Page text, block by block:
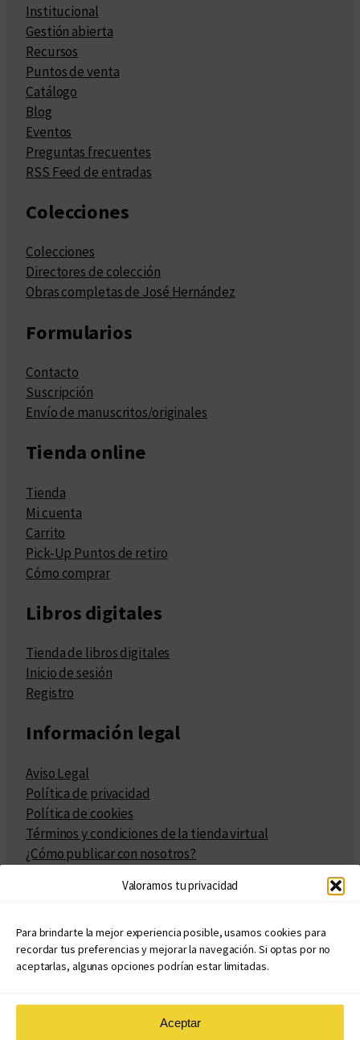
Valoramos tu privacidad
Para brindarte la mejor experiencia posible, usamos cookies para
recordar tus preferencias y mejorar la navegación. Si optas por no
aceptarlas, algunas opciones podrían estar limitadas.
Aceptar
Institucional
Gestión abierta
Recursos
Puntos de venta
Catálogo
Blog
Eventos
Preguntas frecuentes
RSS Feed de entradas
Colecciones
Colecciones
Directores de colección
Obras completas de José Hernández
Formularios
Contacto
Suscripción
Envío de manuscritos/originales
Tienda online
Tienda
Mi cuenta
Carrito
Pick-Up Puntos de retiro
Cómo comprar
Libros digitales
Tienda de libros digitales
Inicio de sesión
Registro
Información legal
Aviso Legal
Política de privacidad
Política de cookies
Términos y condiciones de la tienda virtual
¿Cómo publicar con nosotros?
Políticas de publicación
Políticas de coedición
Atribuciones